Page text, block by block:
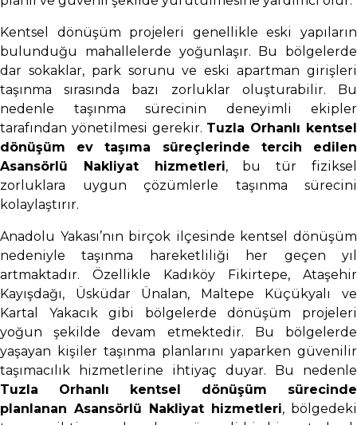
Kentsel dönüşüm projeleri genellikle eski yapıların
bulunduğu mahallelerde yoğunlaşır. Bu bölgelerde
dar sokaklar, park sorunu ve eski apartman girişleri
taşınma sırasında bazı zorluklar oluşturabilir. Bu
nedenle taşınma sürecinin deneyimli ekipler
tarafından yönetilmesi gerekir. Tuzla Orhanlı kentsel
dönüşüm ev taşıma süreçlerinde tercih edilen
Asansörlü Nakliyat hizmetleri, bu tür fiziksel
zorluklara uygun çözümlerle taşınma sürecini
kolaylaştırır.
Anadolu Yakası’nın birçok ilçesinde kentsel dönüşüm
nedeniyle taşınma hareketliliği her geçen yıl
artmaktadır. Özellikle Kadıköy Fikirtepe, Ataşehir
Kayışdağı, Üsküdar Ünalan, Maltepe Küçükyalı ve
Kartal Yakacık gibi bölgelerde dönüşüm projeleri
yoğun şekilde devam etmektedir. Bu bölgelerde
yaşayan kişiler taşınma planlarını yaparken güvenilir
taşımacılık hizmetlerine ihtiyaç duyar. Bu nedenle
Tuzla Orhanlı kentsel dönüşüm sürecinde
planlanan Asansörlü Nakliyat hizmetleri, bölgedeki